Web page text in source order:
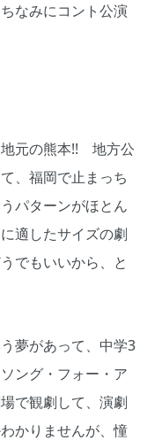
なみにコント公演
地元の熊本!! 地方公
、福岡で止まっち
パターンがほとん
適したサイズの劇
でもいいから、と
夢があって、中学3
ング・フォー・ア
で観劇して、演劇
かりませんが、憧